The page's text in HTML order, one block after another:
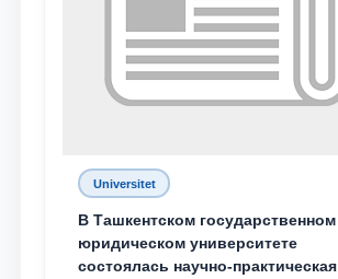
Ваше имя и фамилия
Почта
отправить
Universitet
В Ташкентском государственном
юридическом университете
состоялась научно-практическая